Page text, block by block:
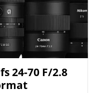
24-70 F/2.8